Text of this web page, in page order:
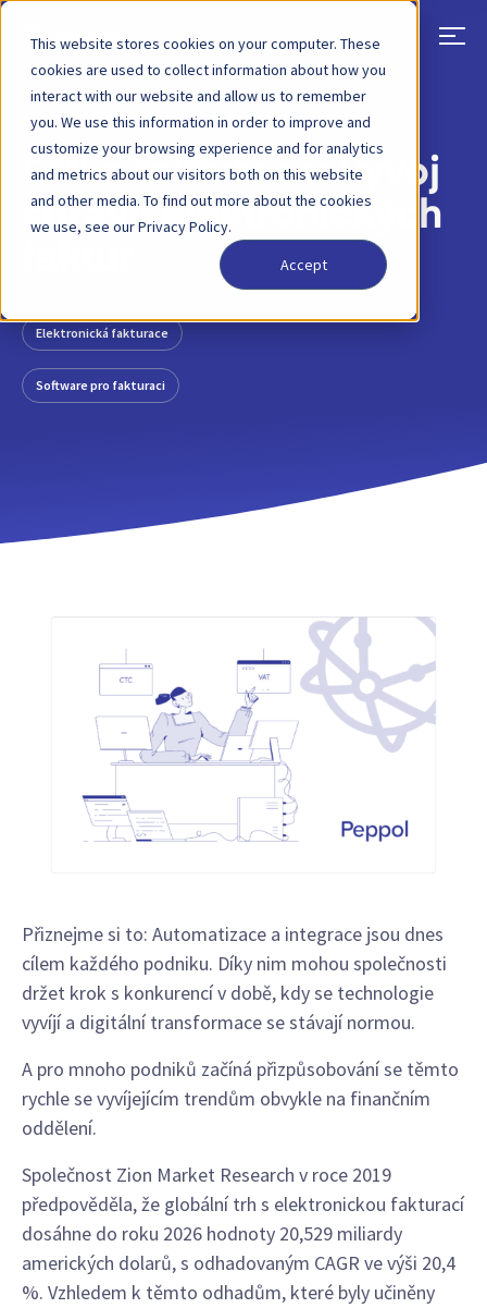
This website stores cookies on your computer. These
cookies are used to collect information about how you
interact with our website and allow us to remember
you. We use this information in order to improve and
customize your browsing experience and for analytics
and metrics about our visitors both on this website
and other media. To find out more about the cookies
we use, see our Privacy Policy.
Accept
ZPĚT PŘÍSPĚVEK NA BLOGU 9. ÚNORA 2021
EDI a fakturace: vývoj
správy elektronických
Elektronická fakturace
Software pro fakturaci
Přiznejme si to: Automatizace a integrace jsou dnes
cílem každého podniku. Díky nim mohou společnosti
držet krok s konkurencí v době, kdy se technologie
vyvíjí a digitální transformace se stávají normou.
A pro mnoho podniků začíná přizpůsobování se těmto
rychle se vyvíjejícím trendům obvykle na finančním
oddělení.
Společnost Zion Market Research v roce 2019
předpověděla, že globální trh s elektronickou fakturací
dosáhne do roku 2026 hodnoty 20,529 miliardy
amerických dolarů, s odhadovaným CAGR ve výši 20,4
%. Vzhledem k těmto odhadům, které byly učiněny